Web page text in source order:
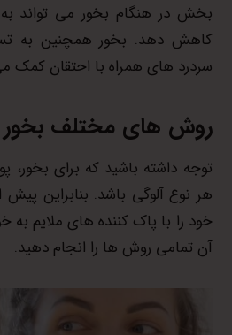
بخش در هنگام بخور می تواند
کاهش دهد. بخور همچنین به
سردرد های همراه با احتقان کمک
روش های مختلف
توجه داشته باشید که برای بخور،
هر نوع آلوگی باشد. بنابراین
خود را با پاک کننده های ملایم
آن تمامی روش ها را انجام دهید.